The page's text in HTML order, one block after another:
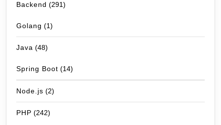
Backend (291)
Golang (1)
Java (48)
Spring Boot (14)
Node.js (2)
PHP (242)